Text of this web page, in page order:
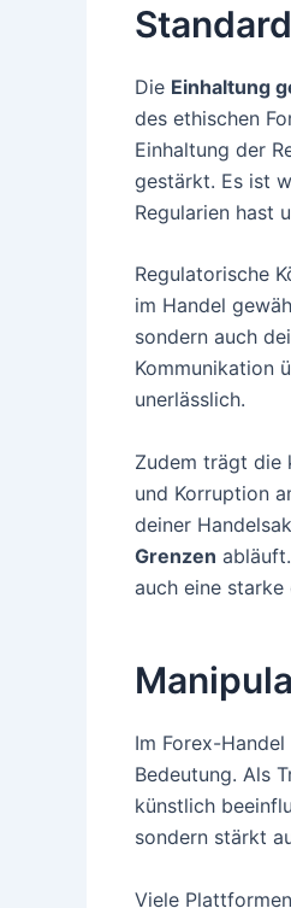
Die Einhaltung
des ethischen
Einhaltung der
gestärkt. Es ist
Regularien hast
Regulatorische
im Handel
sondern auch
Kommunikation
unerlässlich.
Zudem trägt die
und Korruption
deiner
Grenzen
auch eine
Im Forex-
Bedeutung. Als
künstlich
sondern stärkt
Viele